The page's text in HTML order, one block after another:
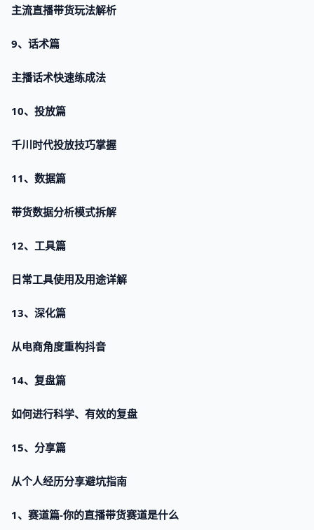
主流直播带货玩法解析
9、话术篇
主播话术快速练成法
10、投放篇
千川时代投放技巧掌握
11、数据篇
带货数据分析模式拆解
12、工具篇
日常工具使用及用途详解
13、深化篇
从电商角度重构抖音
14、复盘篇
如何进行科学、有效的复盘
15、分享篇
从个人经历分享避坑指南
1、赛道篇-你的直播带货赛道是什么